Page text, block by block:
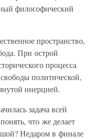
философический
пространство,
При острой
процесса
политической,
инерцией.
задача всей
что же делает
Недаром в финале